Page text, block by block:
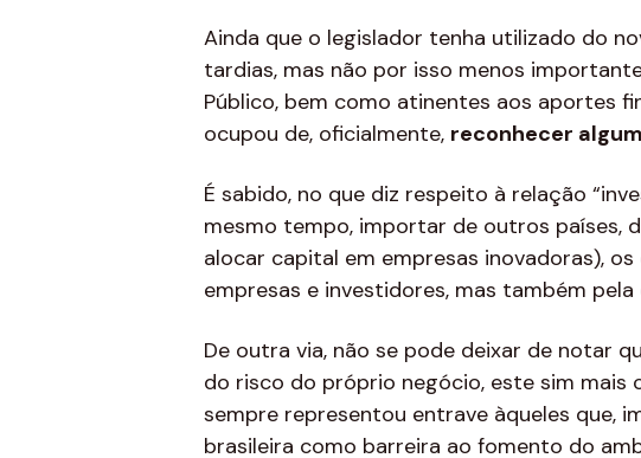
Ainda que o legislador tenha utilizado do
tardias, mas não por isso menos
Público, bem como atinentes aos aportes
ocupou de, oficialmente, reconhecer
É sabido, no que diz respeito à relação
mesmo tempo, importar de outros países,
alocar capital em empresas inovadoras),
empresas e investidores, mas também
De outra via, não se pode deixar de notar
do risco do próprio negócio, este sim mais
sempre representou entrave àqueles que,
brasileira como barreira ao fomento do